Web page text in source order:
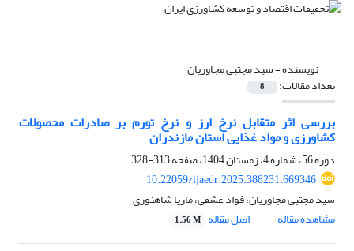
نویسنده =سید مجتبی مجاوریان
تعداد مقالات: 8
بررسی اثر متقابل نرخ ارز و نرخ تورم بر صادرات محصولات
کشاورزی و مواد غذایی استان مازندران
دوره 56، شماره 4، زمستان 1404، صفحه
313-328
10.22059/ijaedr.2025.388231.669346
سید مجتبی مجاوریان، فواد عشقی، ماریا شاهنوری
مشاهده مقاله
اصل مقاله 1.56 M